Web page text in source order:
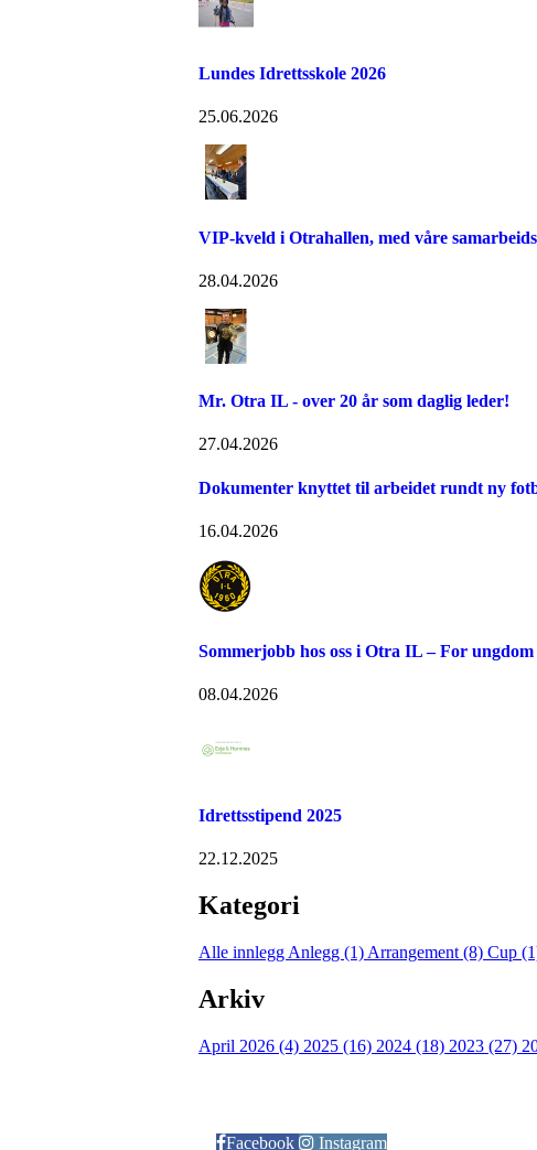
Lundes Idrettsskole 2026
25.06.2026
VIP-kveld i Otrahallen, med våre
28.04.2026
Mr. Otra IL - over 20 år som daglig leder!
27.04.2026
Dokumenter knyttet til arbeidet rundt ny
16.04.2026
Sommerjobb hos oss i Otra IL – For
08.04.2026
Idrettsstipend 2025
22.12.2025
Kategori
Alle innlegg Anlegg (1) Arrangement (8) Cup
Arkiv
April 2026 (4) 2025 (16) 2024 (18) 2023 (27)
Facebook
Instagram